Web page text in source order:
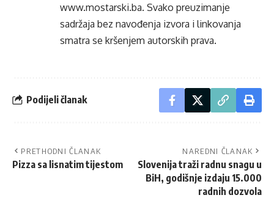
www.mostarski.ba. Svako preuzimanje
sadržaja bez navođenja izvora i linkovanja
smatra se kršenjem autorskih prava.
Podijeli članak
PRETHODNI ČLANAK
Pizza sa lisnatim tijestom
NAREDNI ČLANAK
Slovenija traži radnu snagu u
BiH, godišnje izdaju 15.000
radnih dozvola